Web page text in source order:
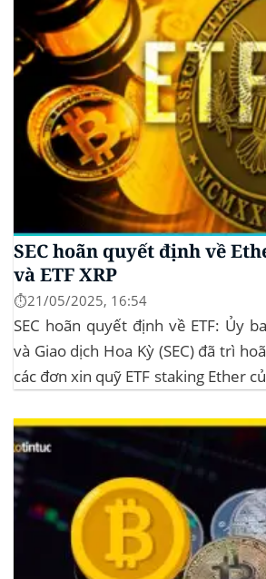
SEC hoãn quyết định về
và ETF XRP
⏱️21/05/2025, 16:54
SEC hoãn quyết định về ETF: Ủy
và Giao dịch Hoa Kỳ (SEC) đã trì
các đơn xin quỹ ETF staking Ether
10/2025 để thu thập thêm ý kiến